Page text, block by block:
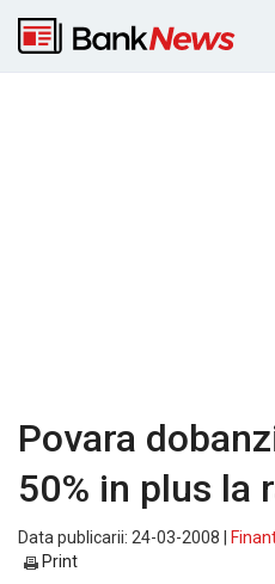
Povara
50% in plus la
Data publicarii: 24-03-2008 |
Print